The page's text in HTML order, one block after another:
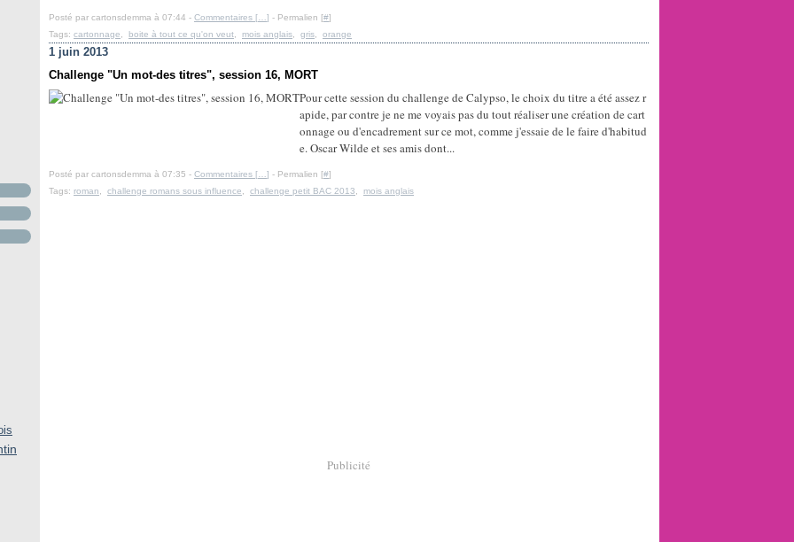
Posté par cartonsdemma à 07:44 - Commentaires [ ] - Permalien [#]
Tags: cartonnage boite à tout ce qu'on veut mois anglais gris orange
1 juin 2013
Challenge "Un mot-des titres", session 16, MORT
Pour cette session du challenge de Calypso, le choix du titre a été assez r
apide, par contre je ne me voyais pas du tout réaliser une création de cart
onnage ou d'encadrement sur ce mot, comme j'essaie de le faire d'habitud
e. Oscar Wilde et ses amis dont...
Posté par cartonsdemma à 07:35 - Commentaires [ ] - Permalien [#]
Tags: roman challenge romans sous influence challenge petit BAC 2013 mois anglais
Publicité